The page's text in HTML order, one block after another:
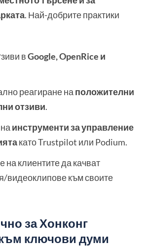
. Най-добрите практики
вGoogle, OpenRice и
реагиране на положителни
отзиви.
инструменти за управление
като Trustpilot или Podium.
на клиентите да качват
видеоклипове към своите
за Хонконг
ключови думи